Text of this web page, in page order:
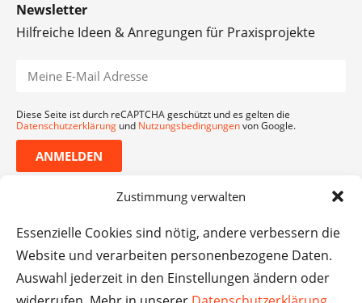
Zustimmung verwalten
Essenzielle Cookies sind nötig, andere verbessern die
Website und verarbeiten personenbezogene Daten.
Auswahl jederzeit in den Einstellungen ändern oder
Newsletter
Hilfreiche Ideen & Anregungen für Praxisprojekte
Diese Seite ist durch reCAPTCHA geschützt und es gelten die
Datenschutzerklärung und Nutzungsbedingungenvon Google.
ANMELDEN